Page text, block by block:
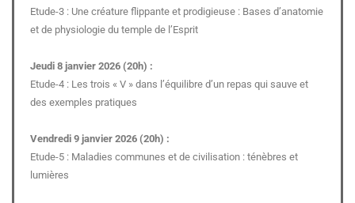
Etude-3 : Une créature flippante et prodigieuse : Bases d’anatomie
et de physiologie du temple de l’Esprit
Jeudi 8 janvier 2026 (20h) :
Etude-4 : Les trois « V » dans l’équilibre d’un repas qui sauve et
des exemples pratiques
Vendredi 9 janvier 2026 (20h) :
Etude-5 : Maladies communes et de civilisation : ténèbres et
lumières